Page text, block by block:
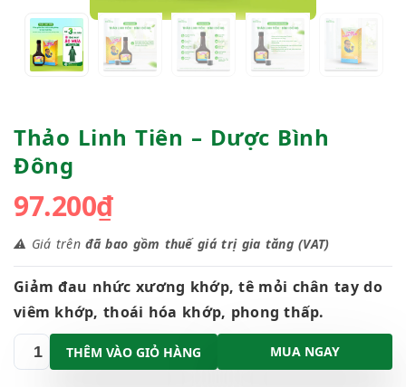
Thảo Linh Tiên – Dược Bình
Đông
97.200₫
⚠️ Giá trênđã bao gồm thuế giá trị gia tăng (VAT)
Giảm đau nhức xương khớp, tê mỏi chân tay do
viêm khớp, thoái hóa khớp, phong thấp.
THÊM VÀO GIỎ HÀNG MUA NGAY